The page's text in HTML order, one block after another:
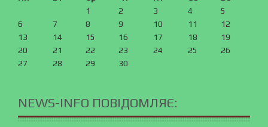
1
2 3 4
5
6
7 8 9 10 11
12
13
14 15 16 17 18
19
20
21 22 23 24 25
26
27
28 29 30
NEWS-INFO ПОВІДОМЛЯЄ: